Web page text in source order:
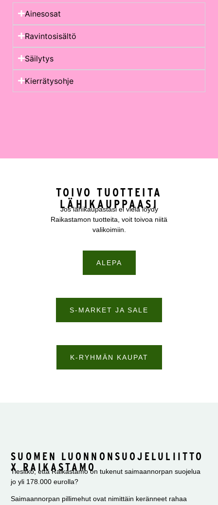
Ainesosat
Ravintosisältö
Säilytys
Kierrätysohje
TOIVO TUOTTEITA
LÄHIKAUPPAASI
Jos lähikaupastasi ei vielä löydy
Raikastamon tuotteita, voit toivoa niitä
valikoimiin.
ALEPA
S-MARKET JA SALE
K-RYHMÄN KAUPAT
SUOMEN LUONNONSUOJELULIITTO
X RAIKASTAMO ​
Tiesitkö, että Raikastamo on tukenut saimaannorpan suojelua
jo yli 178.000 eurolla?
Saimaannorpan pillimehut ovat nimittäin keränneet rahaa